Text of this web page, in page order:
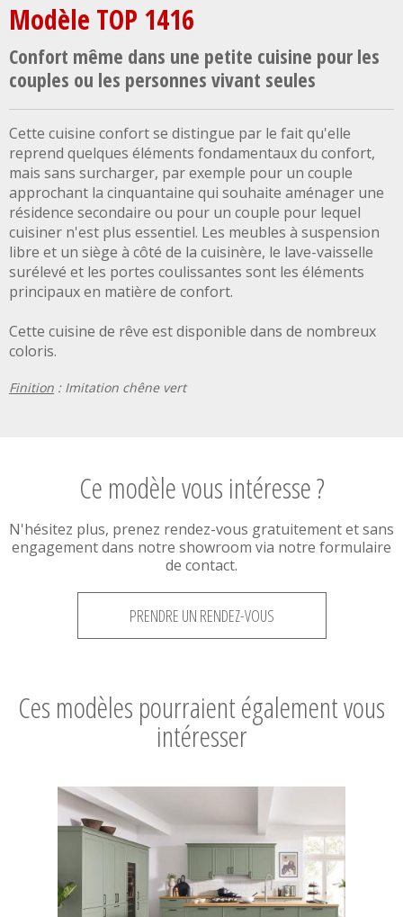
Modèle TOP 1416
Confort même dans une petite cuisine pour les
couples ou les personnes vivant seules
Cette cuisine confort se distingue par le fait qu'elle
reprend quelques éléments fondamentaux du confort,
mais sans surcharger, par exemple pour un couple
approchant la cinquantaine qui souhaite aménager une
résidence secondaire ou pour un couple pour lequel
cuisiner n'est plus essentiel. Les meubles à suspension
libre et un siège à côté de la cuisinère, le lave-vaisselle
surélevé et les portes coulissantes sont les éléments
principaux en matière de confort.
Cette cuisine de rêve est disponible dans de nombreux
coloris.
Finition : Imitation chêne vert
Ce modèle vous intéresse ?
N'hésitez plus, prenez rendez-vous gratuitement et sans
engagement dans notre showroom via notre formulaire
de contact.
PRENDRE UN RENDEZ-VOUS
Ces modèles pourraient également vous
intéresser